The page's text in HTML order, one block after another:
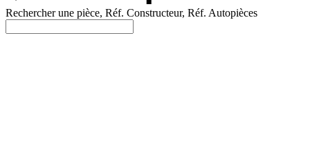
Rechercher une pièce, Réf. Constructeur, Réf. Autopièces